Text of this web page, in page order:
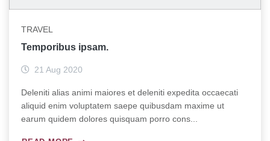
TRAVEL
Temporibus ipsam.
21 Aug 2020
Deleniti alias animi maiores et deleniti expedita occaecati
aliquid enim voluptatem saepe quibusdam maxime ut
earum quidem dolores quisquam porro cons...